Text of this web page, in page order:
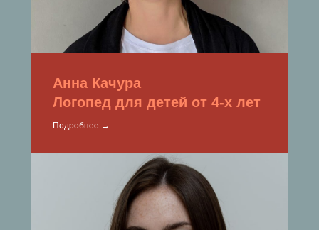
Анна Качура
Логопед для детей от 4-х лет
Подробнее →